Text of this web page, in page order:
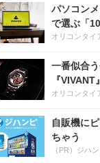
パソコン
で選ぶ「
オリコンタイ
一番似合
『
オリコンタイ
自販機に
ちゃう
（PR）ジハ